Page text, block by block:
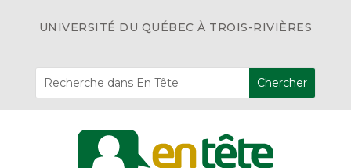
UNIVERSITÉ DU QUÉBEC À TROIS-RIVIÈRES